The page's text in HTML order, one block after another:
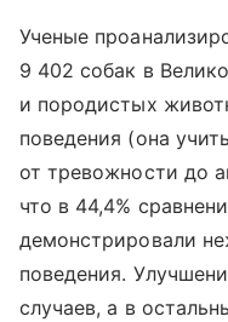
Ученые
9 402 собак в
и породистых
поведения (она
от тревожности до
что в 44,4%
демонстрировали
поведения.
случаев, а в